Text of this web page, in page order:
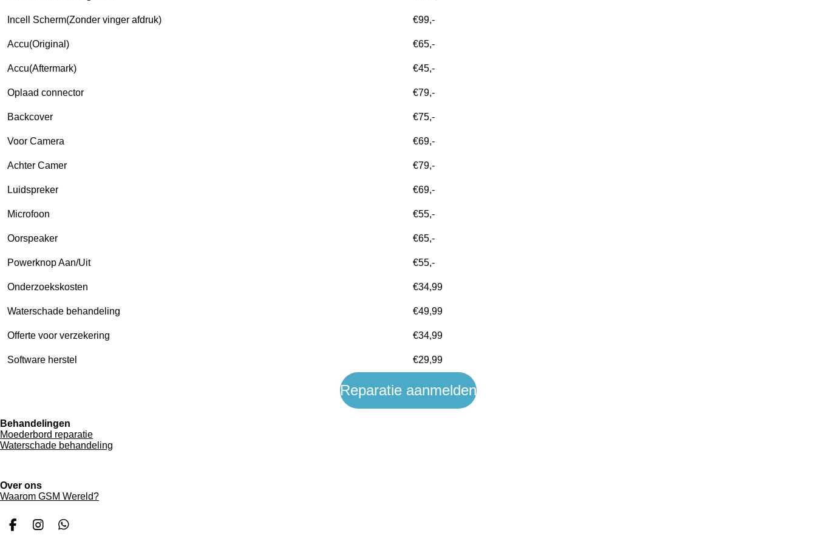
Incell Scherm(Zonder vinger afdruk) €99,-
Accu(Original) €65,-
Accu(Aftermark) €45,-
Oplaad connector €79,-
Backcover €75,-
Voor Camera €69,-
Achter Camer €79,-
Luidspreker €69,-
Microfoon €55,-
Oorspeaker €65,-
Powerknop Aan/Uit €55,-
Onderzoekskosten €34,99
Waterschade behandeling €49,99
Offerte voor verzekering €34,99
Software herstel €29,99
Reparatie aanmelden
Behandelingen
Moederbord reparatie
Waterschade behandeling
Over ons
Waarom GSM Wereld?
F
I
W